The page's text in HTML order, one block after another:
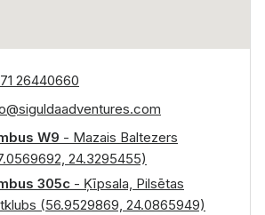
26440660
W9 - Mazais Baltezers
24.3295455)
305c - Ķīpsala, Pilsētas
(56.9529869, 24.0865949)